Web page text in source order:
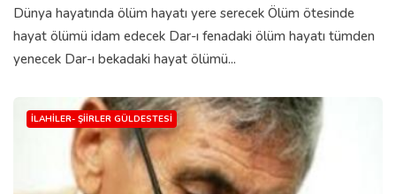
Dünya hayatında ölüm hayatı yere serecek Ölüm ötesinde
hayat ölümü idam edecek Dar-ı fenadaki ölüm hayatı tümden
yenecek Dar-ı bekadaki hayat ölümü...
İLAHILER- ŞIIRLER GÜLDESTESI